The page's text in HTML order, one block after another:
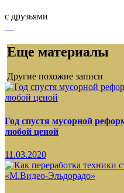
с друзьями
Еще материалы
Другие похожие записи
Год спустя мусорной
любой ценой
11.03.2020